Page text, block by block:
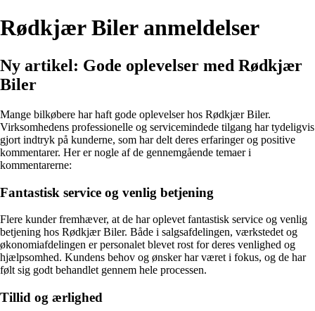
Rødkjær Biler anmeldelser
Ny artikel: Gode oplevelser med Rødkjær
Biler
Mange bilkøbere har haft gode oplevelser hos Rødkjær Biler.
Virksomhedens professionelle og servicemindede tilgang har tydeligvis
gjort indtryk på kunderne, som har delt deres erfaringer og positive
kommentarer. Her er nogle af de gennemgående temaer i
kommentarerne:
Fantastisk service og venlig betjening
Flere kunder fremhæver, at de har oplevet fantastisk service og venlig
betjening hos Rødkjær Biler. Både i salgsafdelingen, værkstedet og
økonomiafdelingen er personalet blevet rost for deres venlighed og
hjælpsomhed. Kundens behov og ønsker har været i fokus, og de har
følt sig godt behandlet gennem hele processen.
Tillid og ærlighed